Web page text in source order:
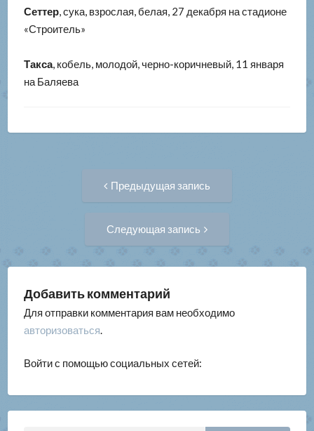
Сеттер, сука, взрослая, белая, 27 декабря на стадионе
«Строитель»
Такса, кобель, молодой, черно-коричневый, 11 января
на Баляева
НавигацияПредыдущая запись
Следующая запись
Добавить комментарий
Для отправки комментария вам необходимо
авторизоваться.
Войти с помощью социальных сетей: